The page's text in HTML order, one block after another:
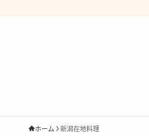
ホーム 新潟在地料理